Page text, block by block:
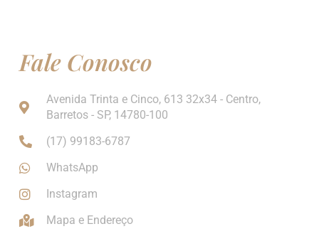
Fale Conosco
Avenida Trinta e Cinco, 613 32x34 - Centro,
Barretos - SP, 14780-100
(17) 99183-6787
WhatsApp
Instagram
Mapa e Endereço